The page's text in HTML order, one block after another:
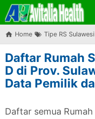
Skip
Home Tipe RS Sulawesi
Daftar Rumah
D di Prov.
Data Pemilik
Daftar semua